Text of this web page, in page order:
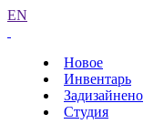
EN
Новое
Инвентарь
Задизайнено
Студия